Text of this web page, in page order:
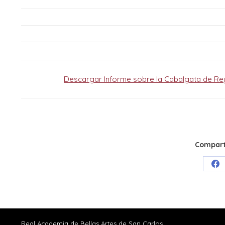
Descargar Informe sobre la Cabalgata de
Real Academia de Bellas Artes de San Carlos